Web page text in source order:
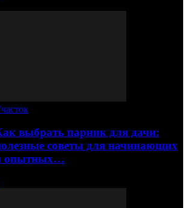
выбрать парник для дачи:
советы для начинающих
опытных…